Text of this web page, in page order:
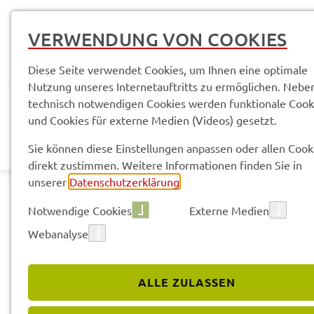
AKTUELLES
SG 12 -
VERWENDUNG VON COOKIES
Diese Seite verwendet Cookies, um Ihnen eine optimale
Nutzung unseres Internetauftritts zu ermöglichen.
technisch notwendigen Cookies werden funktionale
und Cookies für externe Medien (Videos) gesetzt.
Sie können diese Einstellungen anpassen oder allen
direkt zustimmen. Weitere Informationen finden Sie in
unserer Datenschutzerklärung
Notwendige Cookies
Externe Medien
Webanalyse
ALLE ZULASSEN